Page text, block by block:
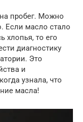
пробег. Можно
Если масло стало
хлопья, то его
диагностику
Это
и
узнала, что
масла!